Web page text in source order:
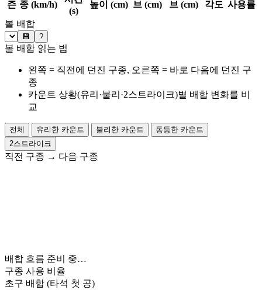
즌 종 (km/h)
(s)
높이 (cm) 브 (cm)
브 (cm)
각도 사용률
볼 배합
💾 ?
볼 배합 읽는 법
왼쪽 = 직전에 던진 구종, 오른쪽 = 바로 다음에 던진 구
종
카운트 상황(유리·불리·2스트라이크)별 배합 변화를 비
교
전체 유리한 카운트 불리한 카운트
동등한 카운트
2스트라이크
직전 구종 → 다음 구종
배합 흐름 준비 중…
구종 사용 비율
초구 배합 (타석 첫 공)